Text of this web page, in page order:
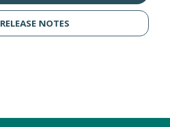
RELEASE NOTES